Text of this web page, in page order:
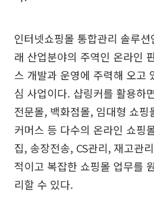
인터넷쇼핑몰 통합관리 솔루
래 산업분야의 주역인 온라인
스 개발과 운영에 주력해 오고
심 사업이다. 샵링커를 활용하
전문몰, 백화점몰, 임대형 쇼핑
커머스 등 다수의 온라인 쇼핑
집, 송장전송, CS관리, 재고관
적이고 복잡한 쇼핑몰 업무를
리할 수 있다.